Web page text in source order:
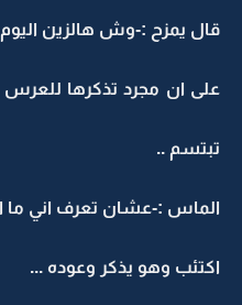
يمزح :-وش هالزين اليوم
ان مجرد تذكرها للعرس
..
:-عشان تعرف اني ما
وهو يذكر وعوده ...